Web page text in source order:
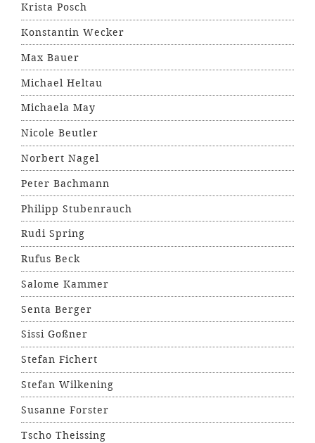
Krista Posch
Konstantin Wecker
Max Bauer
Michael Heltau
Michaela May
Nicole Beutler
Norbert Nagel
Peter Bachmann
Philipp Stubenrauch
Rudi Spring
Rufus Beck
Salome Kammer
Senta Berger
Sissi Goßner
Stefan Fichert
Stefan Wilkening
Susanne Forster
Tscho Theissing